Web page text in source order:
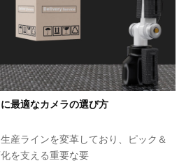
最適なカメラの選び方
産ラインを変革しており、ピック＆
を支える重要な要